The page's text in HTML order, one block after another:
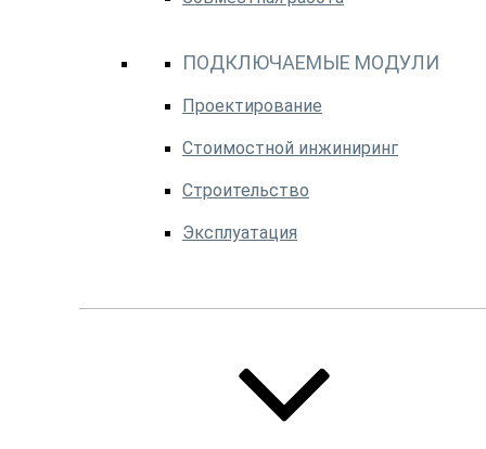
ПОДКЛЮЧАЕМЫЕ МОДУЛИ
Проектирование
Стоимостной инжиниринг
Строительство
Эксплуатация